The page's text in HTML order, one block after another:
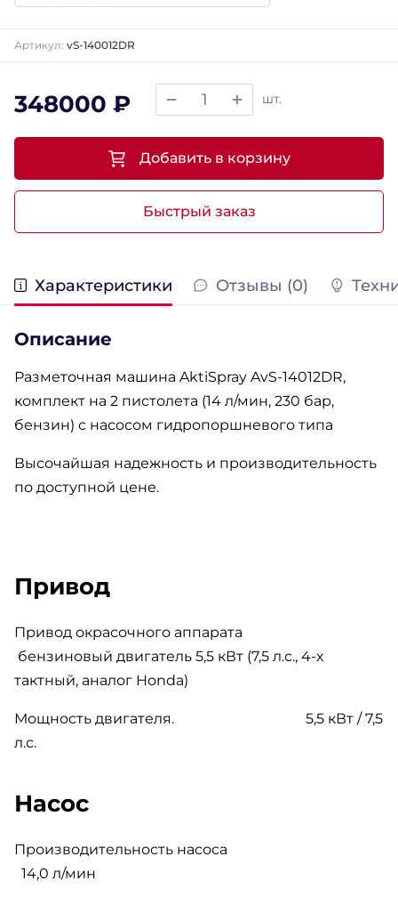
Артикул: vS-140012DR
348000 ₽ шт.
Быстрый заказ
Добавить в корзину
Характеристики Отзывы (0)
Описание
Разметочная машина AktiSpray AvS-14012DR,
комплект на 2 пистолета (14 л/мин, 230 бар,
бензин) с насосом гидропоршневого типа
Высочайшая надежность и производительность
по доступной цене.
Привод
Привод окрасочного аппарата
бензиновый двигатель 5,5 кВт (7,5 л.с., 4-х
тактный, аналог Honda)
Мощность двигателя.
5,5 кВт / 7,5
л.с.
Насос
Производительность насоса
14,0 л/мин